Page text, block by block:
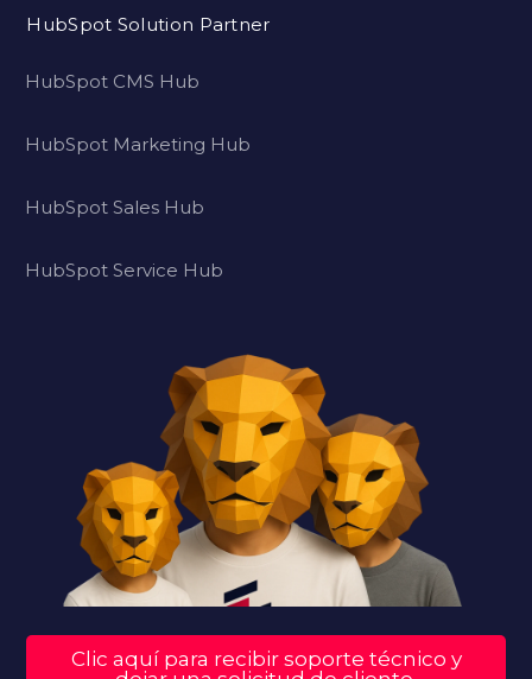
HubSpot Solution Partner
HubSpot CMS Hub
HubSpot Marketing Hub
HubSpot Sales Hub
HubSpot Service Hub
Clic aquí para recibir soporte técnico y